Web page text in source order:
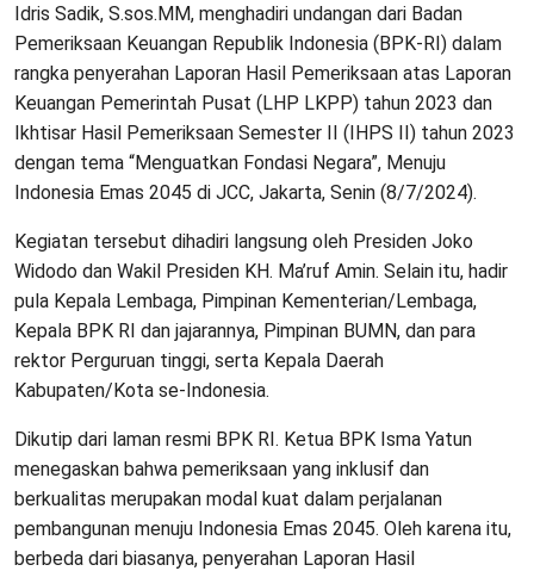
Idris Sadik, S.sos.MM, menghadiri undangan dari Badan
Pemeriksaan Keuangan Republik Indonesia (BPK-RI) dalam
rangka penyerahan Laporan Hasil Pemeriksaan atas Laporan
Keuangan Pemerintah Pusat (LHP LKPP) tahun 2023 dan
Ikhtisar Hasil Pemeriksaan Semester II (IHPS II) tahun 2023
dengan tema “Menguatkan Fondasi Negara”, Menuju
Indonesia Emas 2045 di JCC, Jakarta, Senin (8/7/2024).
Kegiatan tersebut dihadiri langsung oleh Presiden Joko
Widodo dan Wakil Presiden KH. Ma’ruf Amin. Selain itu, hadir
pula Kepala Lembaga, Pimpinan Kementerian/Lembaga,
Kepala BPK RI dan jajarannya, Pimpinan BUMN, dan para
rektor Perguruan tinggi, serta Kepala Daerah
Kabupaten/Kota se-Indonesia.
Dikutip dari laman resmi BPK RI. Ketua BPK Isma Yatun
menegaskan bahwa pemeriksaan yang inklusif dan
berkualitas merupakan modal kuat dalam perjalanan
pembangunan menuju Indonesia Emas 2045. Oleh karena itu,
berbeda dari biasanya, penyerahan Laporan Hasil